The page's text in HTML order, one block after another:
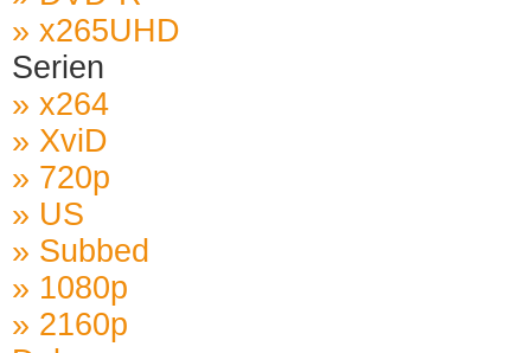
» x265UHD
Serien
» x264
» XviD
» 720p
» US
» Subbed
» 1080p
» 2160p